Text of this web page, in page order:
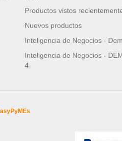
Productos vistos
Nuevos productos
Inteligencia de Negocios -
Inteligencia de Negocios -
4